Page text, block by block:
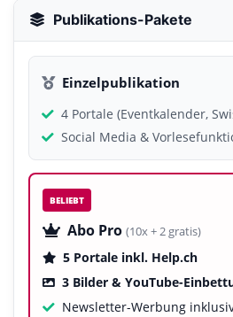
Publikations-Pakete
Einzelpublikation
4 Portale (Eventkalender,
Social Media &
BELIEBT
Abo Pro (10x + 2 gratis)
5 Portale inkl. Help.ch
3 Bilder & YouTube-
Newsletter-Werbung